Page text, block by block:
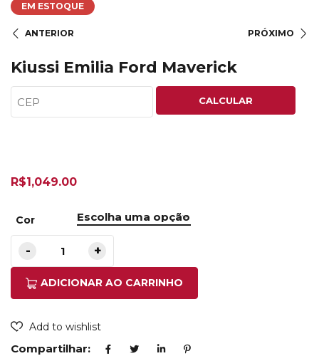
EM ESTOQUE
ANTERIOR PRÓXIMO
Kiussi Emilia Ford Maverick
CALCULAR
R$1,049.00
Cor
ADICIONAR AO CARRINHO
Add to wishlist
Compartilhar: